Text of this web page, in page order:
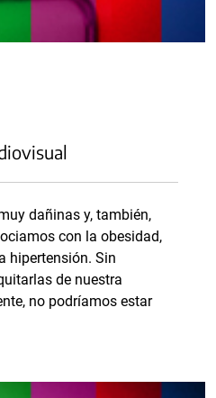
dañinas y, también,
con la obesidad,
hipertensión. Sin
de nuestra
no podríamos estar